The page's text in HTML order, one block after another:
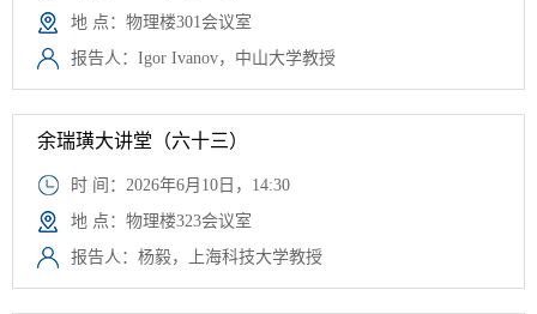
地 点：物理楼301会议室
报告人：Igor Ivanov，中山大学教授
余瑞璜大讲堂（六十三）
时 间：2026年6月10日，14:30
地 点：物理楼323会议室
报告人：杨毅，上海科技大学教授